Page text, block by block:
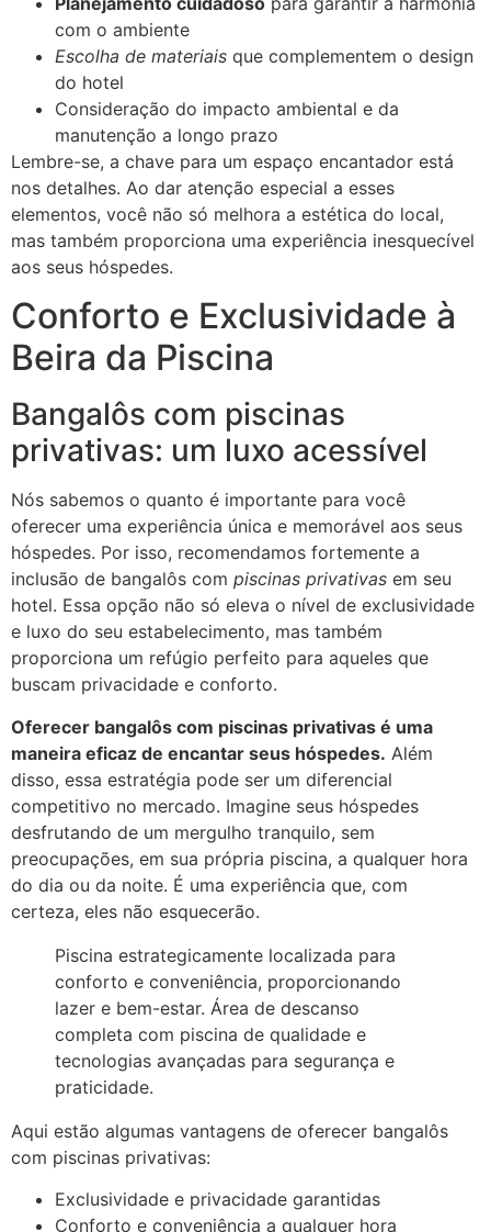
com o ambiente
Escolha de materiais que complementem o design
do hotel
Consideração do impacto ambiental e da
manutenção a longo prazo
Lembre-se, a chave para um espaço encantador está
nos detalhes. Ao dar atenção especial a esses
elementos, você não só melhora a estética do local,
mas também proporciona uma experiência inesquecível
aos seus hóspedes.
Conforto e Exclusividade à
Beira da Piscina
Bangalôs com piscinas
privativas: um luxo acessível
Nós sabemos o quanto é importante para você
oferecer uma experiência única e memorável aos seus
hóspedes. Por isso, recomendamos fortemente a
inclusão de bangalôs com piscinas privativas em seu
hotel. Essa opção não só eleva o nível de exclusividade
e luxo do seu estabelecimento, mas também
proporciona um refúgio perfeito para aqueles que
buscam privacidade e conforto.
Oferecer bangalôs com piscinas privativas é uma
maneira eficaz de encantar seus hóspedes. Além
disso, essa estratégia pode ser um diferencial
competitivo no mercado. Imagine seus hóspedes
desfrutando de um mergulho tranquilo, sem
preocupações, em sua própria piscina, a qualquer hora
do dia ou da noite. É uma experiência que, com
certeza, eles não esquecerão.
Piscina estrategicamente localizada para
conforto e conveniência, proporcionando
lazer e bem-estar. Área de descanso
completa com piscina de qualidade e
tecnologias avançadas para segurança e
praticidade.
Aqui estão algumas vantagens de oferecer bangalôs
com piscinas privativas:
Exclusividade e privacidade garantidas
Conforto e conveniência a qualquer hora